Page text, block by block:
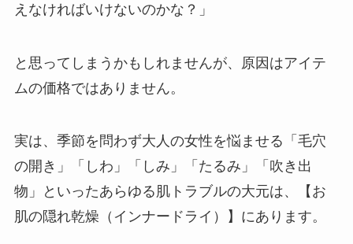
えなければいけないのかな？」
と思ってしまうかもしれませんが、原因はアイテ
ムの価格ではありません。
実は、季節を問わず大人の女性を悩ませる「毛穴
の開き」「しわ」「しみ」「たるみ」「吹き出
物」といったあらゆる肌トラブルの大元は、【お
肌の隠れ乾燥（インナードライ）】にあります。